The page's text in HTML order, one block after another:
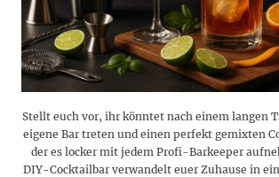
Stellt euch vor, ihr könntet nach einem langen
eigene Bar treten und einen perfekt gemixten
der es locker mit jedem Profi-Barkeeper
DIY-Cocktailbar verwandelt euer Zuhause in